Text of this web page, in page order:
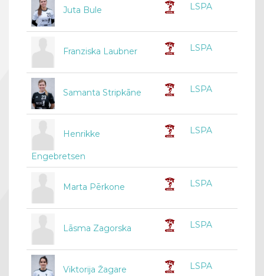
Juta Bule LSPA
Franziska Laubner LSPA
Samanta Stripkāne LSPA
Henrikke
Engebretsen
LSPA
Marta Pērkone LSPA
Lāsma Zagorska LSPA
Viktorija Žagare LSPA